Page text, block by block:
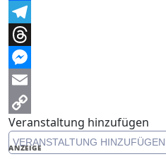
Facebook
Telegram
Threads
Messenger
Email
Copy
Link
Veranstaltung hinzufügen
VERANSTALTUNG HINZUFÜGEN
ANZEIGE